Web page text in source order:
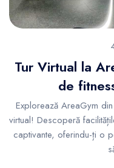
Tur Virtual la
de
Explorează AreaGym
virtual! Descoperă
captivante, oferindu-ți o